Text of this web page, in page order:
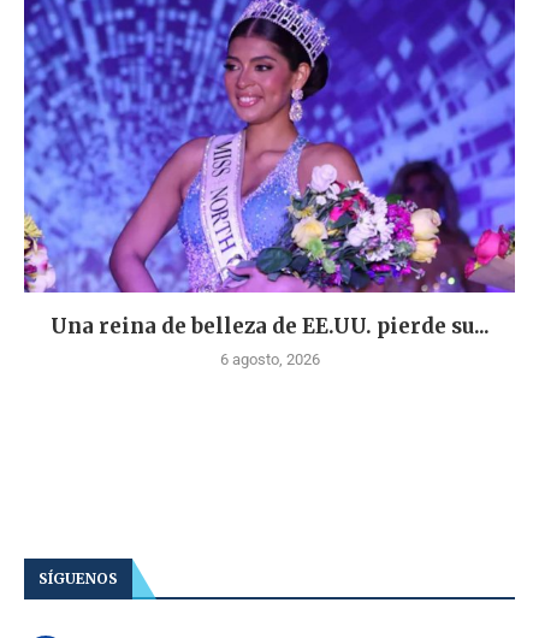
Una reina de belleza de EE.UU. pierde su...
6 agosto, 2026
SÍGUENOS